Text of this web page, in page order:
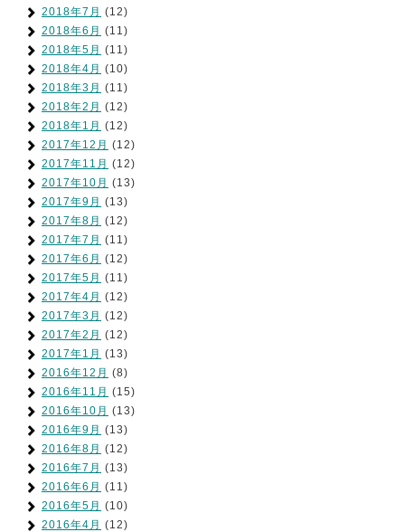
2018年7月 (12)
2018年6月 (11)
2018年5月 (11)
2018年4月 (10)
2018年3月 (11)
2018年2月 (12)
2018年1月 (12)
2017年12月 (12)
2017年11月 (12)
2017年10月 (13)
2017年9月 (13)
2017年8月 (12)
2017年7月 (11)
2017年6月 (12)
2017年5月 (11)
2017年4月 (12)
2017年3月 (12)
2017年2月 (12)
2017年1月 (13)
2016年12月 (8)
2016年11月 (15)
2016年10月 (13)
2016年9月 (13)
2016年8月 (12)
2016年7月 (13)
2016年6月 (11)
2016年5月 (10)
2016年4月 (12)